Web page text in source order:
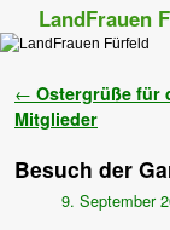
LandFrauen
← Ostergrüße für
Mitglieder
Besuch der
9. September